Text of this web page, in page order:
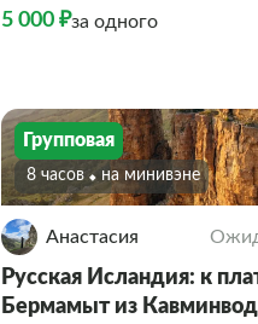
5 000 ₽за одного
Групповая
8 часов На минивэне
Анастасия
Русская Исландия: к
Бермамыт из